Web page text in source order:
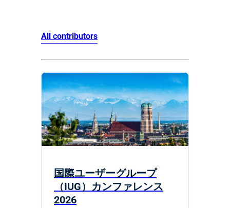
All contributors
国際ユーザーグループ
（IUG）カンファレンス
2026